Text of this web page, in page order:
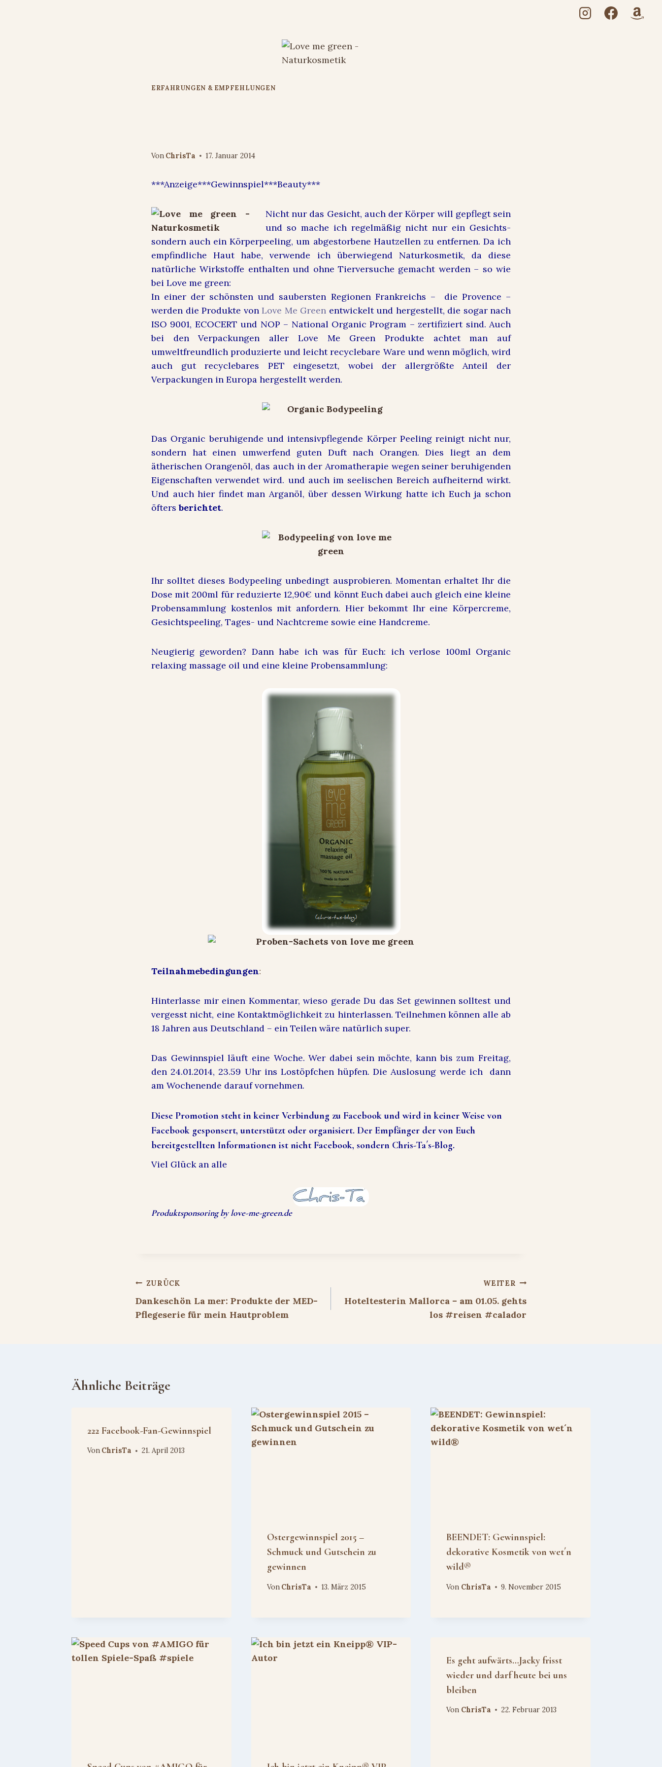
ERFAHRUNGEN & EMPFEHLUNGEN
Von ChrisTa 17. Januar 2014
***Anzeige***Gewinnspiel***Beauty***
Nicht nur das Gesicht, auch der Körper will gepflegt sein
und so mache ich regelmäßig nicht nur ein Gesichts-
sondern auch ein Körperpeeling, um abgestorbene Hautzellen zu entfernen. Da ich
empfindliche Haut habe, verwende ich überwiegend Naturkosmetik, da diese
natürliche Wirkstoffe enthalten und ohne Tierversuche gemacht werden – so wie
bei Love me green:
In einer der schönsten und saubersten Regionen Frankreichs – die Provence –
werden die Produkte von Love Me Green entwickelt und hergestellt, die sogar nach
ISO 9001, ECOCERT und NOP – National Organic Program – zertifiziert sind. Auch
bei den Verpackungen aller Love Me Green Produkte achtet man auf
umweltfreundlich produzierte und leicht recyclebare Ware und wenn möglich, wird
auch gut recyclebares PET eingesetzt, wobei der allergrößte Anteil der
Verpackungen in Europa hergestellt werden.
Das Organic beruhigende und intensivpflegende Körper Peeling reinigt nicht nur,
sondern hat einen umwerfend guten Duft nach Orangen. Dies liegt an dem
ätherischen Orangenöl, das auch in der Aromatherapie wegen seiner beruhigenden
Eigenschaften verwendet wird. und auch im seelischen Bereich aufheiternd wirkt.
Und auch hier findet man Arganöl, über dessen Wirkung hatte ich Euch ja schon
öftersberichtet.
Ihr solltet dieses Bodypeeling unbedingt ausprobieren. Momentan erhaltet Ihr die
Dose mit 200ml für reduzierte 12,90€ und könnt Euch dabei auch gleich eine kleine
Probensammlung kostenlos mit anfordern. Hier bekommt Ihr eine Körpercreme,
Gesichtspeeling, Tages- und Nachtcreme sowie eine Handcreme.
Neugierig geworden? Dann habe ich was für Euch: ich verlose 100ml Organic
relaxing massage oil und eine kleine Probensammlung:
Teilnahmebedingungen:
Hinterlasse mir einen Kommentar, wieso gerade Du das Set gewinnen solltest und
vergesst nicht, eine Kontaktmöglichkeit zu hinterlassen. Teilnehmen können alle ab
18 Jahren aus Deutschland – ein Teilen wäre natürlich super.
Das Gewinnspiel läuft eine Woche. Wer dabei sein möchte, kann bis zum Freitag,
den 24.01.2014, 23.59 Uhr ins Lostöpfchen hüpfen. Die Auslosung werde ich dann
am Wochenende darauf vornehmen.
Diese Promotion steht in keiner Verbindung zu Facebook und wird in keiner Weise von
Facebook gesponsert, unterstützt oder organisiert. Der Empfänger der von Euch
bereitgestellten Informationen ist nicht Facebook, sondern Chris-Ta´s-Blog.
Viel Glück an alle
Produktsponsoring by love-me-green.de
Beitragsnavigation
ZURÜCK
Dankeschön La mer: Produkte der MED-
Pflegeserie für mein Hautproblem
WEITER
Hoteltesterin Mallorca – am 01.05. gehts
los #reisen #calador
Ähnliche Beiträge
222 Facebook-Fan-Gewinnspiel
Von ChrisTa 21. April 2013
Ostergewinnspiel 2015 –
Schmuck und Gutschein zu
gewinnen
Von ChrisTa 13. März 2015
BEENDET: Gewinnspiel:
dekorative Kosmetik von wet´n
wild®
Von ChrisTa 9. November 2015
Es geht aufwärts…Jacky frisst
wieder und darf heute bei uns
bleiben
Von ChrisTa 22. Februar 2013